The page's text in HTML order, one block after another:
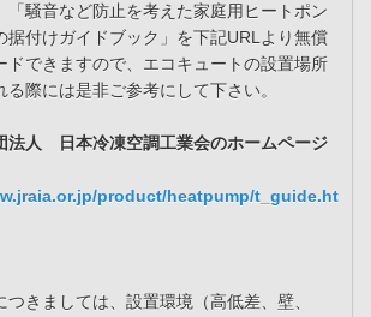
「騒音など防止を考えた家庭用ヒートポン
据付けガイドブック」を下記URLより無償
ドできますので、エコキュートの設置場所
る際には是非ご参考にして下さい。
法人 日本冷凍空調工業会のホームページ
product/heatpump/t_guide.ht
つきましては、設置環境（高低差、壁、